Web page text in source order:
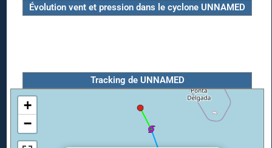
Évolution vent et pression dans le cyclone UNNAMED
Tracking de UNNAMED
+
−